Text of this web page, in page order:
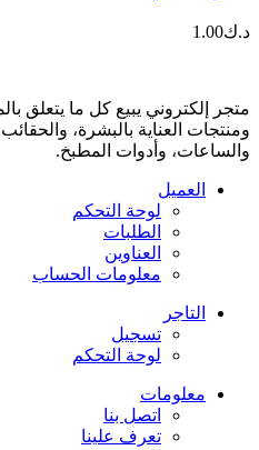
د.ك1.00
متجر إلكتروني يبيع كل ما يتعلق
ومنتجات العناية بالبشرة،
والساعات، وأدوات المطبخ.
العميل
لوحة التحكم
الطلبات
العناوين
معلومات الحساب
التاجر
تسجيل
لوحة التحكم
معلومات
اتصل بنا
تعرف علينا